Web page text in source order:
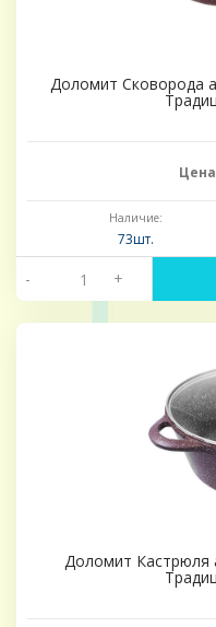
Доломит Сковорода
Наличие:
73шт.
- +
Доломит Кастрюля